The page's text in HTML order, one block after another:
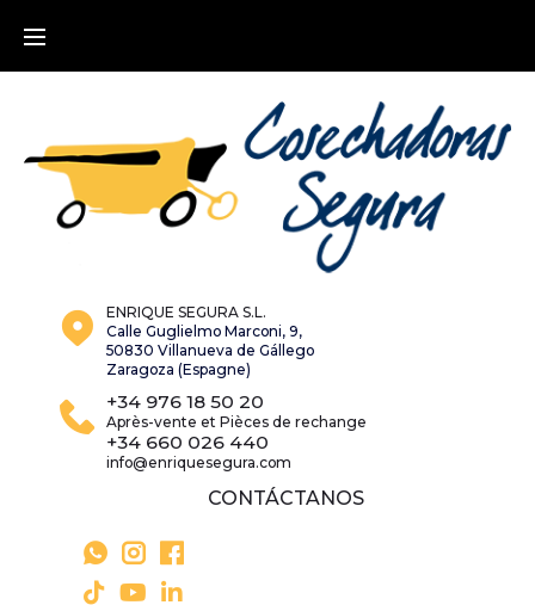
ENRIQUE SEGURA S.L.
Calle Guglielmo Marconi, 9,
50830 Villanueva de Gállego
Zaragoza (Espagne)
+34 976 18 50 20
Après-vente et Pièces de rechange
+34 660 026 440
info@enriquesegura.com
CONTÁCTANOS